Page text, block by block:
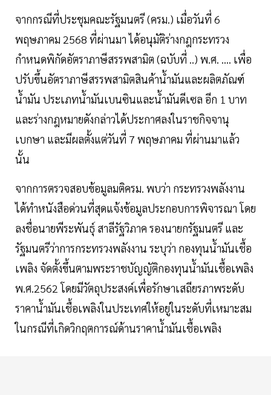
จากกรณีที่ประชุมคณะรัฐมนตรี (ครม.) เมื่อวันที่ 6
พฤษภาคม 2568 ที่ผ่านมา ได้อนุมัติร่างกฎกระทรวง
กำหนดพิกัดอัตราภาษีสรรพสามิต (ฉบับที่ ..) พ.ศ. .... เพื่อ
ปรับขึ้นอัตราภาษีสรรพสามิตสินค้าน้ำมันและผลิตภัณฑ์
น้ำมัน ประเภทน้ำมันเบนซินและน้ำมันดีเซล อีก 1 บาท
และร่างกฎหมายดังกล่าวได้ประกาศลงในราชกิจจานุ
เบกษา และมีผลตั้งแต่วันที่ 7 พฤษภาคม ที่ผ่านมาแล้ว
นั้น
จากการตรวจสอบข้อมูลมติครม. พบว่า กระทรวงพลังงาน
ได้ทำหนังสือด่วนที่สุดแจ้งข้อมูลประกอบการพิจารณา โดย
ลงชื่อนายพีระพันธุ์ สาลีรัฐวิภาค รองนายกรัฐมนตรี และ
รัฐมนตรีว่าการกระทรวงพลังงาน ระบุว่า กองทุนน้ำมันเชื้อ
เพลิง จัดตั้งขึ้นตามพระราชบัญญัติกองทุนน้ำมันเชื้อเพลิง
พ.ศ.2562 โดยมีวัตถุประสงค์เพื่อรักษาเสถียรภาพระดับ
ราคาน้ำมันเชื้อเพลิงในประเทศให้อยู่ในระดับที่เหมาะสม
ในกรณีที่เกิดวิกฤตการณ์ด้านราคาน้ำมันเชื้อเพลิง